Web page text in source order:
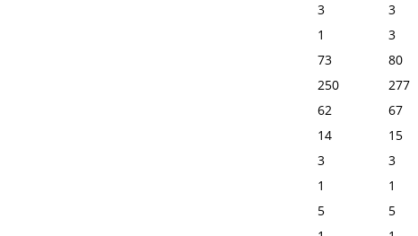
3
3
1
3
73
80
250
277
62
67
14
15
3
3
1
1
5
5